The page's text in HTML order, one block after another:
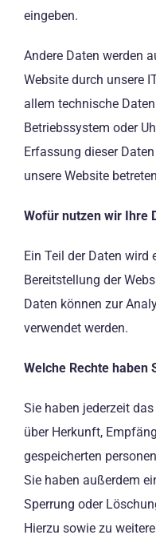
eingeben.
Andere Daten werden
Website durch unsere
allem technische
Betriebssystem oder
Erfassung dieser
unsere Website
Wofür nutzen wir Ihre
Ein Teil der Daten wird
Bereitstellung der
Daten können zur
verwendet werden.
Welche Rechte haben
Sie haben jederzeit
über Herkunft,
gespeicherten
Sie haben außerdem
Sperrung oder
Hierzu sowie zu